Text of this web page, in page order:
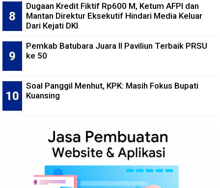
Dugaan Kredit Fiktif Rp600 M, Ketum AFPI dan
Mantan Direktur Eksekutif Hindari Media Keluar
Dari Kejati DKI
Pemkab Batubara Juara II Paviliun Terbaik PRSU
ke 50
Soal Panggil Menhut, KPK: Masih Fokus Bupati
Kuansing